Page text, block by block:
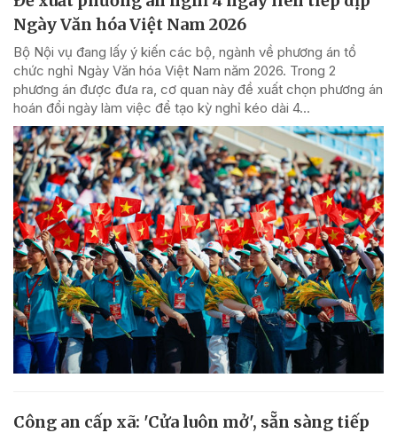
Ngày Văn hóa Việt Nam 2026
Bộ Nội vụ đang lấy ý kiến các bộ, ngành về phương án tổ
chức nghỉ Ngày Văn hóa Việt Nam năm 2026. Trong 2
phương án được đưa ra, cơ quan này đề xuất chọn phương án
hoán đổi ngày làm việc để tạo kỳ nghỉ kéo dài 4...
Công an cấp xã: 'Cửa luôn mở', sẵn sàng tiếp